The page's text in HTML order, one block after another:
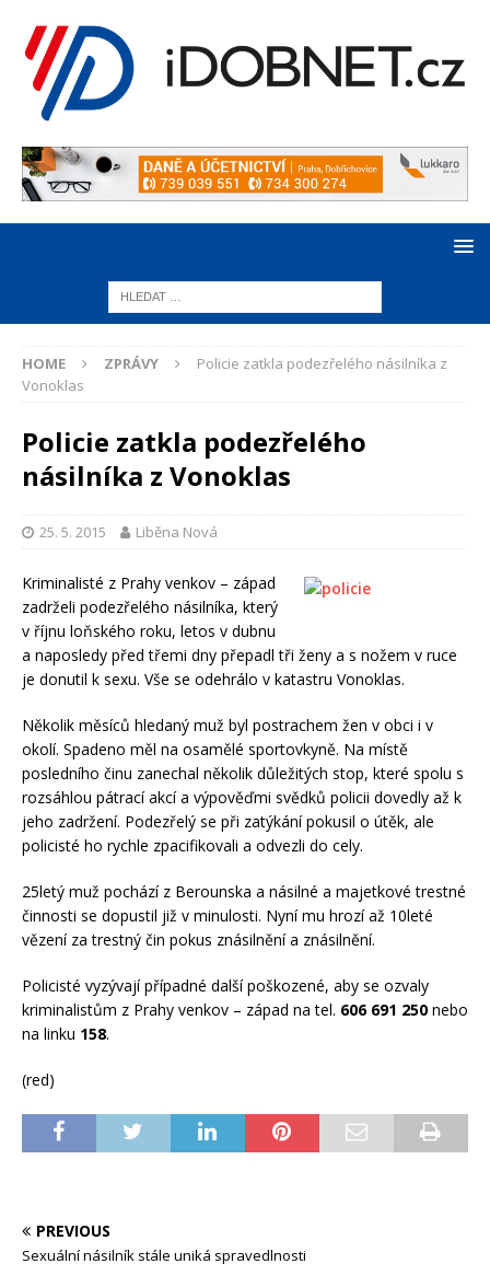
HOME ZPRÁVY
Policie zatkla podezřelého násilníka z
Vonoklas
Policie zatkla podezřelého
násilníka z Vonoklas
25. 5. 2015 Liběna Nová
Kriminalisté z Prahy venkov – západ
zadrželi podezřelého násilníka, který
v říjnu loňského roku, letos v dubnu
a naposledy před třemi dny přepadl tři ženy a s nožem v ruce
je donutil k sexu. Vše se odehrálo v katastru Vonoklas.
Několik měsíců hledaný muž byl postrachem žen v obci i v
okolí. Spadeno měl na osamělé sportovkyně. Na místě
posledního činu zanechal několik důležitých stop, které spolu s
rozsáhlou pátrací akcí a výpověďmi svědků policii dovedly až k
jeho zadržení. Podezřelý se při zatýkání pokusil o útěk, ale
policisté ho rychle zpacifikovali a odvezli do cely.
25letý muž pochází z Berounska a násilné a majetkové trestné
činnosti se dopustil již v minulosti. Nyní mu hrozí až 10leté
vězení za trestný čin pokus znásilnění a znásilnění.
Policisté vyzývají případné další poškozené, aby se ozvaly
kriminalistům z Prahy venkov – západ na tel. 606 691 250 nebo
na linku 158.
(red)
PREVIOUS
Sexuální násilník stále uniká spravedlnosti